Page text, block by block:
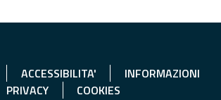
ACCESSIBILITA'
INFORMAZIONI
PRIVACY
COOKIES